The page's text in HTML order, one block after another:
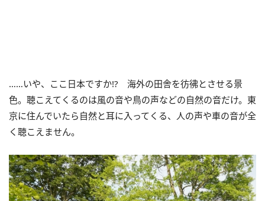
……いや、ここ日本ですか!? 海外の田舎を彷彿とさせる景
色。聴こえてくるのは風の音や鳥の声などの自然の音だけ。東
京に住んでいたら自然と耳に入ってくる、人の声や車の音が全
く聴こえません。